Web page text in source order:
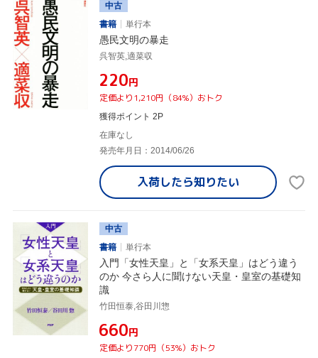
中古
書籍
単行本
愚民文明の暴走
呉智英,適菜収
¥220円
定価より1,210円（84%）おトク
獲得ポイント 2P
在庫なし
発売年月日：2014/06/26
入荷したら知りたい
中古
書籍
単行本
入門「女性天皇」と「女系天皇」はどう違う
のか 今さら人に聞けない天皇・皇室の基礎知
識
竹田恒泰,谷田川惣
¥660円
定価より770円（53%）おトク